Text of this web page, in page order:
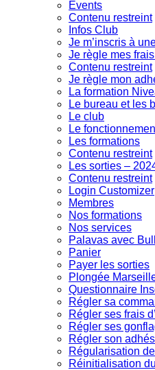
Events
Contenu restreint
Infos Club
Je m’inscris à
Je règle mes
Contenu restreint
Je règle mon
La formation
Le bureau et les
Le club
Le
Les formations
Contenu restreint
Les sorties –
Contenu restreint
Login Customizer
Membres
Nos formations
Nos services
Palavas avec
Panier
Payer les sorties
Plongée
Questionnaire
Régler sa
Régler ses frais
Régler ses
Régler son
Régularisation
Réinitialisation